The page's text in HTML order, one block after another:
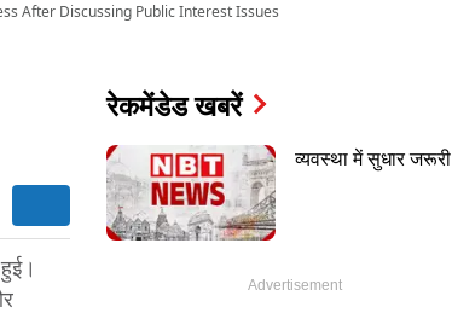
After Discussing Public Interest Issues
रेकमेंडेड खबरें
व्यवस्था में सुधार जरूरी